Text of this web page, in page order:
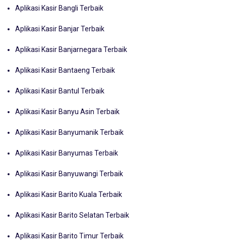
Aplikasi Kasir Bangli Terbaik
Aplikasi Kasir Banjar Terbaik
Aplikasi Kasir Banjarnegara Terbaik
Aplikasi Kasir Bantaeng Terbaik
Aplikasi Kasir Bantul Terbaik
Aplikasi Kasir Banyu Asin Terbaik
Aplikasi Kasir Banyumanik Terbaik
Aplikasi Kasir Banyumas Terbaik
Aplikasi Kasir Banyuwangi Terbaik
Aplikasi Kasir Barito Kuala Terbaik
Aplikasi Kasir Barito Selatan Terbaik
Aplikasi Kasir Barito Timur Terbaik